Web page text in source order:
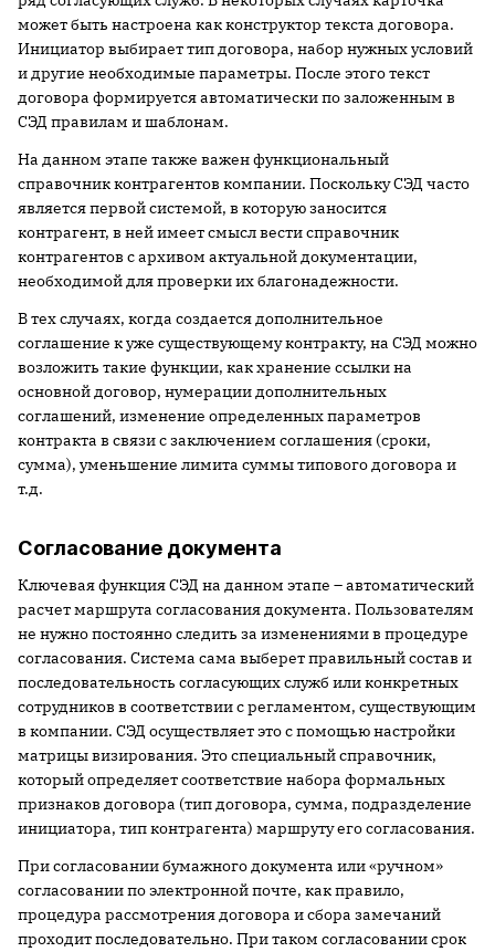
может быть настроена как конструктор текста договора.
Инициатор выбирает тип договора, набор нужных условий
и другие необходимые параметры. После этого текст
договора формируется автоматически по заложенным в
СЭД правилам и шаблонам.
На данном этапе также важен функциональный
справочник контрагентов компании. Поскольку СЭД часто
является первой системой, в которую заносится
контрагент, в ней имеет смысл вести справочник
контрагентов с архивом актуальной документации,
необходимой для проверки их благонадежности.
В тех случаях, когда создается дополнительное
соглашение к уже существующему контракту, на СЭД можно
возложить такие функции, как хранение ссылки на
основной договор, нумерации дополнительных
соглашений, изменение определенных параметров
контракта в связи с заключением соглашения (сроки,
сумма), уменьшение лимита суммы типового договора и
т.д.
Согласование документа
Ключевая функция СЭД на данном этапе – автоматический
расчет маршрута согласования документа. Пользователям
не нужно постоянно следить за изменениями в процедуре
согласования. Система сама выберет правильный состав и
последовательность согласующих служб или конкретных
сотрудников в соответствии с регламентом, существующим
в компании. СЭД осуществляет это с помощью настройки
матрицы визирования. Это специальный справочник,
который определяет соответствие набора формальных
признаков договора (тип договора, сумма, подразделение
инициатора, тип контрагента) маршруту его согласования.
При согласовании бумажного документа или «ручном»
согласовании по электронной почте, как правило,
процедура рассмотрения договора и сбора замечаний
проходит последовательно. При таком согласовании срок